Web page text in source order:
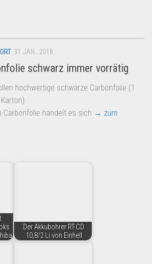
31 JAN., 2018
schwarz immer vorrätig
hochwertige schwarze Carbonfolie (1
Carbonfolie handelt es sich → zum
Der Akkubohrer RT-CD
10,8/2 Li von Einhell